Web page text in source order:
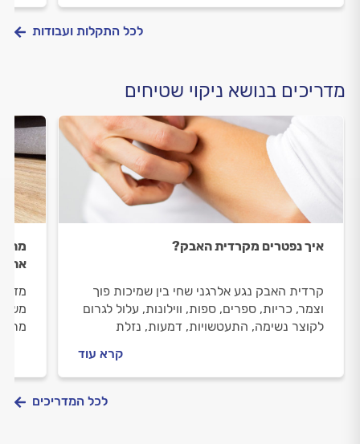
לכל התקלות ועבודות
מדריכים בנושא ניקוי שטיחים
איך נפטרים מקרדית האבק?
קרדית האבק נגע אלרגני שחי בין שמיכות פוך
וצמר, כריות, ספרים, ספות, ווילונות, עלול לגרום
לקוצר נשימה, התעטשויות, דמעות, נזלת
מונעים את ממנה להיכנס אלינו הביתה? טיפים
של מקצוענים.
קרא עוד
מהן
את
לכל המדריכים